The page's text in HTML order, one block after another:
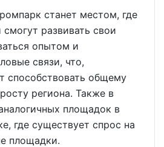
станет местом, где
развивать свои
опытом и
связи, что,
способствовать общему
региона. Также в
площадок в
где существует спрос на
площадки.